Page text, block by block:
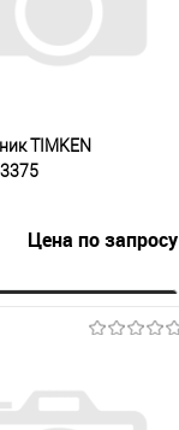
TIMKEN
Цена по запросу
Запросить цену
в 1
сравнению